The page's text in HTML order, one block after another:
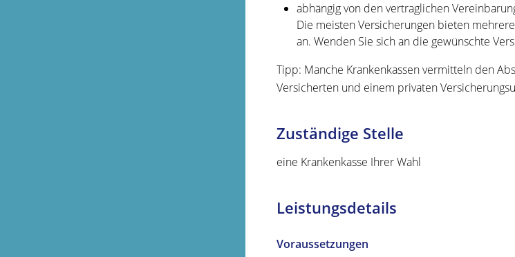
abhängig von den vertraglichen
Die meisten Versicherungen bieten
an. Wenden Sie sich an die gewünschte
Tipp: Manche Krankenkassen vermitteln den
Versicherten und einem privaten
Zuständige Stelle
eine Krankenkasse Ihrer Wahl
Leistungsdetails
Voraussetzungen